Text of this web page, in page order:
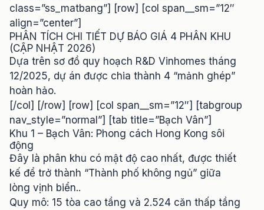
class=”ss_matbang”] [row] [col span__sm=”12″
align=”center”]
PHÂN TÍCH CHI TIẾT DỰ BÁO GIÁ 4 PHÂN KHU
(CẬP NHẬT 2026)
Dựa trên sơ đồ quy hoạch R&D Vinhomes tháng
12/2025, dự án được chia thành 4 “mảnh ghép”
hoàn hảo.
[/col] [/row] [row] [col span__sm=”12″] [tabgroup
nav_style=”normal”] [tab title=”Bạch Vân”]
Khu 1 – Bạch Vân: Phong cách Hong Kong sôi
động
Đây là phân khu có mật độ cao nhất, được thiết
kế để trở thành “Thành phố không ngủ” giữa
lòng vịnh biển..
Quy mô: 15 tòa cao tầng và 2.524 căn thấp tầng